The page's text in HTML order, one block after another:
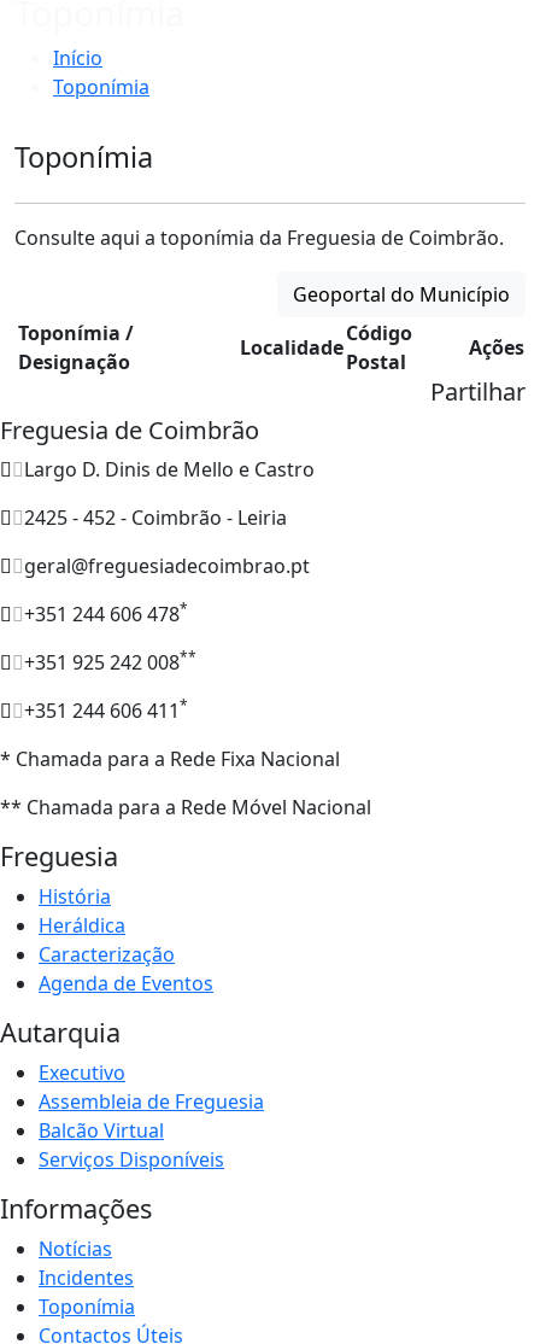
Início
Toponímia
Toponímia
Consulte aqui a toponímia da Freguesia de Coimbrão.
Geoportal do Município
Toponímia /
Designação
Localidade
Código
Postal
Ações
Partilhar
Freguesia de Coimbrão
Largo D. Dinis de Mello e Castro
2425 - 452 - Coimbrão - Leiria
geral@freguesiadecoimbrao.pt
+351 244 606 478*
+351 925 242 008**
+351 244 606 411*
* Chamada para a Rede Fixa Nacional
** Chamada para a Rede Móvel Nacional
Freguesia
História
Heráldica
Caracterização
Agenda de Eventos
Autarquia
Executivo
Assembleia de Freguesia
Balcão Virtual
Serviços Disponíveis
Informações
Notícias
Incidentes
Toponímia
Contactos Úteis